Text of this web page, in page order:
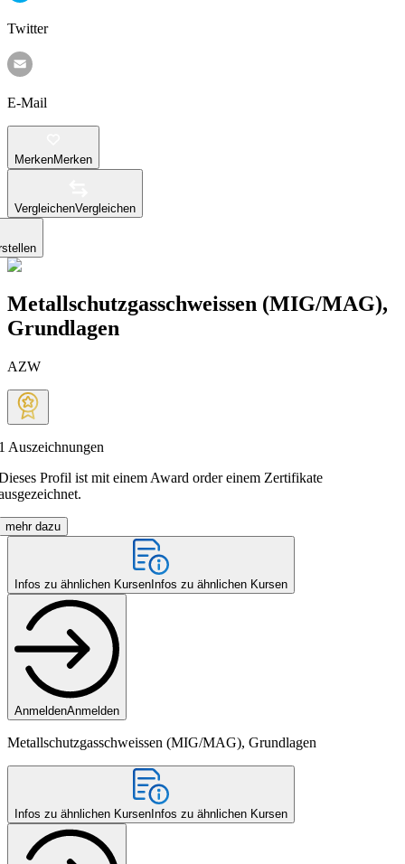
Twitter
E-Mail
MerkenMerken
VergleichenVergleichen
Metallschutzgasschweissen (MIG/MAG),
Grundlagen
AZW
Auszeichnungen
Profil ist mit einem Award order einem Zertifikate
mehr dazu
Infos zu ähnlichen Kursen Infos zu ähnlichen Kursen
AnmeldenAnmelden
Metallschutzgasschweissen (MIG/MAG), Grundlagen
Infos zu ähnlichen Kursen Infos zu ähnlichen Kursen